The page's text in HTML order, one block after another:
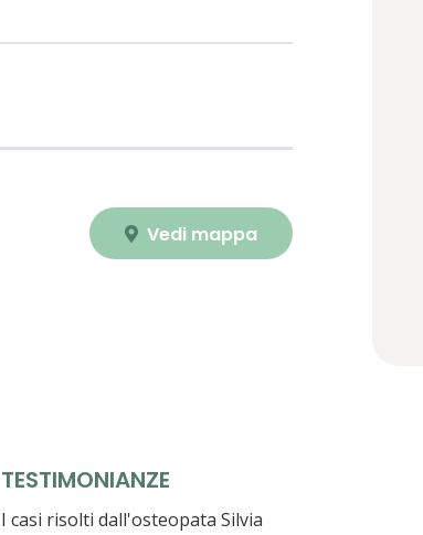
Vedi mappa
TESTIMONIANZE
I casi risolti dall'osteopata Silvia